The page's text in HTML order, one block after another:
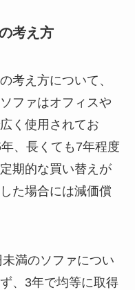
考え方
考え方について、
ファはオフィスや
く使用されてお
、長くても7年程度
期的な買い替えが
た場合には減価償
満のソファについ
、3年で均等に取得